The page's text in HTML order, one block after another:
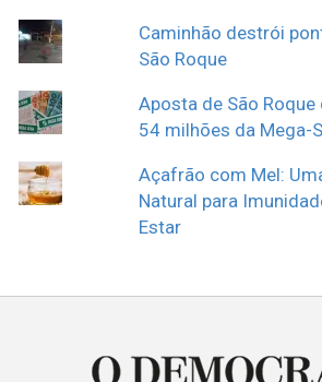
Caminhão destrói
São Roque
Aposta de São Roque
54 milhões da Mega-
Açafrão com Mel:
Natural para
Estar